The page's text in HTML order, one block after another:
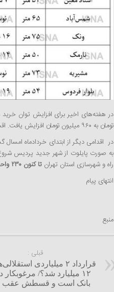
تومان به ۹۶۰ میلیون تومان افزایش یافت. اقساط ماهیانه این وام حدود ۱۹ میلیون و ۳۰۰ هزار تومان برآورد می‌شود.
در اقدامی دیگر از ابتدای خردادماه
به صورت پایلوت از شهر جدید پردیس
راه و شهرسازی استان تهران تا کنون ۲۳۰ واحد مشاور املاک متخلف در تهران پلمب شده
انتهای پیام
منبع
قبلی :
قرارداد ۲ میلیاردی
۱۲ میلیارد شد؟/
بانک است و قسطش عقب